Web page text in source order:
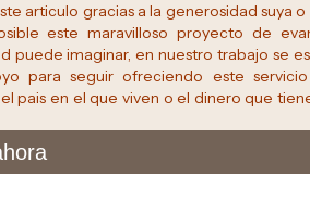
articulo gracias a la generosidad suya
este maravilloso proyecto de
puede imaginar, en nuestro trabajo se
para seguir ofreciendo este
pais en el que viven o el dinero que